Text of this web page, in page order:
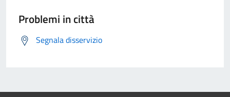
Problemi in città
Segnala disservizio